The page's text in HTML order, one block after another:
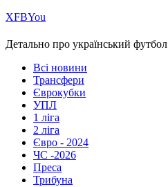
ХFBYou
Детально про український футбол
Всі новини
Трансфери
Єврокубки
УПЛ
1 ліга
2 ліга
Євро - 2024
ЧС -2026
Преса
Трибуна